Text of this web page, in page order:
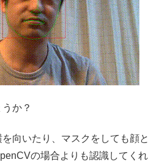
か？
向いたり、マスクをしても顔と
の場合よりも認識してくれ